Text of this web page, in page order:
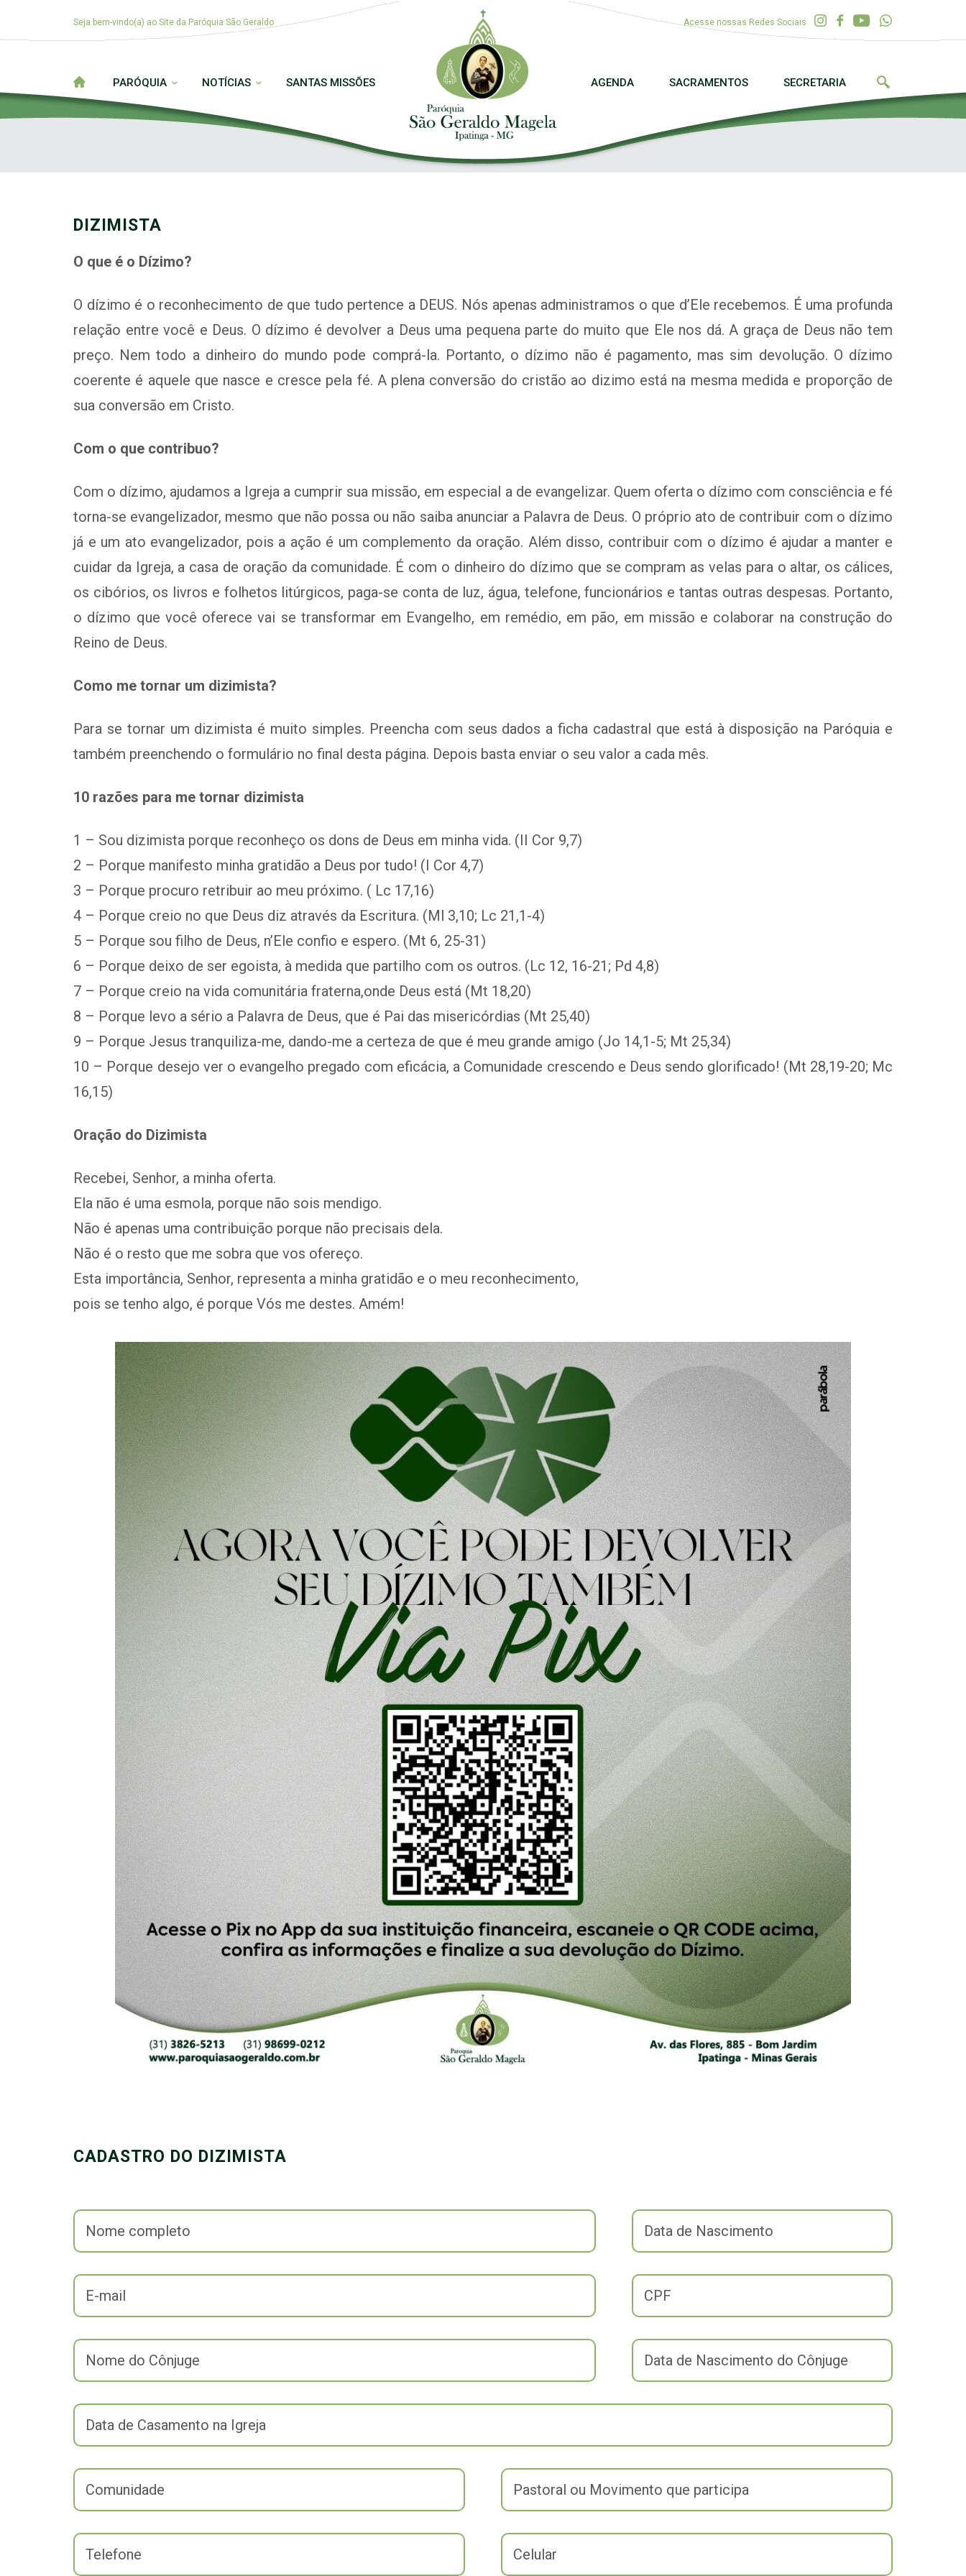
Seja bem-vindo(a) ao Site da Paróquia São Geraldo Acesse nossas Redes Sociais
PARÓQUIA NOTÍCIAS SANTAS MISSÕES AGENDA SACRAMENTOS SECRETARIA
DIZIMISTA
O que é o Dízimo?
O dízimo é o reconhecimento de que tudo pertence a DEUS. Nós apenas administramos o que d’Ele recebemos. É uma profunda
relação entre você e Deus. O dízimo é devolver a Deus uma pequena parte do muito que Ele nos dá. A graça de Deus não tem
preço. Nem todo a dinheiro do mundo pode comprá-la. Portanto, o dízimo não é pagamento, mas sim devolução. O dízimo
coerente é aquele que nasce e cresce pela fé. A plena conversão do cristão ao dizimo está na mesma medida e proporção de
sua conversão em Cristo.
Com o que contribuo?
Com o dízimo, ajudamos a Igreja a cumprir sua missão, em especial a de evangelizar. Quem oferta o dízimo com consciência e fé
torna-se evangelizador, mesmo que não possa ou não saiba anunciar a Palavra de Deus. O próprio ato de contribuir com o dízimo
já e um ato evangelizador, pois a ação é um complemento da oração. Além disso, contribuir com o dízimo é ajudar a manter e
cuidar da Igreja, a casa de oração da comunidade. É com o dinheiro do dízimo que se compram as velas para o altar, os cálices,
os cibórios, os livros e folhetos litúrgicos, paga-se conta de luz, água, telefone, funcionários e tantas outras despesas. Portanto,
o dízimo que você oferece vai se transformar em Evangelho, em remédio, em pão, em missão e colaborar na construção do
Reino de Deus.
Como me tornar um dizimista?
Para se tornar um dizimista é muito simples. Preencha com seus dados a ficha cadastral que está à disposição na Paróquia e
também preenchendo o formulário no final desta página. Depois basta enviar o seu valor a cada mês.
10 razões para me tornar dizimista
1 – Sou dizimista porque reconheço os dons de Deus em minha vida. (II Cor 9,7)
2 – Porque manifesto minha gratidão a Deus por tudo! (I Cor 4,7)
3 – Porque procuro retribuir ao meu próximo. ( Lc 17,16)
4 – Porque creio no que Deus diz através da Escritura. (Ml 3,10; Lc 21,1-4)
5 – Porque sou filho de Deus, n’Ele confio e espero. (Mt 6, 25-31)
6 – Porque deixo de ser egoista, à medida que partilho com os outros. (Lc 12, 16-21; Pd 4,8)
7 – Porque creio na vida comunitária fraterna,onde Deus está (Mt 18,20)
8 – Porque levo a sério a Palavra de Deus, que é Pai das misericórdias (Mt 25,40)
9 – Porque Jesus tranquiliza-me, dando-me a certeza de que é meu grande amigo (Jo 14,1-5; Mt 25,34)
10 – Porque desejo ver o evangelho pregado com eficácia, a Comunidade crescendo e Deus sendo glorificado! (Mt 28,19-20; Mc
16,15)
Oração do Dizimista
Recebei, Senhor, a minha oferta.
Ela não é uma esmola, porque não sois mendigo.
Não é apenas uma contribuição porque não precisais dela.
Não é o resto que me sobra que vos ofereço.
Esta importância, Senhor, representa a minha gratidão e o meu reconhecimento,
pois se tenho algo, é porque Vós me destes. Amém!
CADASTRO DO DIZIMISTA